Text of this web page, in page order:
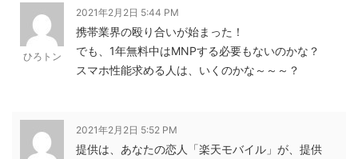
ひろトン
2021年2月2日 5:44 PM
携帯業界の殴り合いが始まった！
でも、1年無料中はMNPする必要もないのかな？
スマホ性能求める人は、いくのかな～～～？
2021年2月2日 5:52 PM
提供は、あなたの恋人「楽天モバイル」が、提供